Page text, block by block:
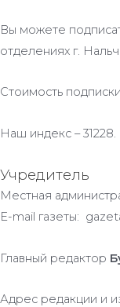
Вы можете
отделениях г.
Стоимость
Наш индекс – 31228.
Учредитель
Местная
E-mail газеты:
Главный редактор
Адрес редакции и